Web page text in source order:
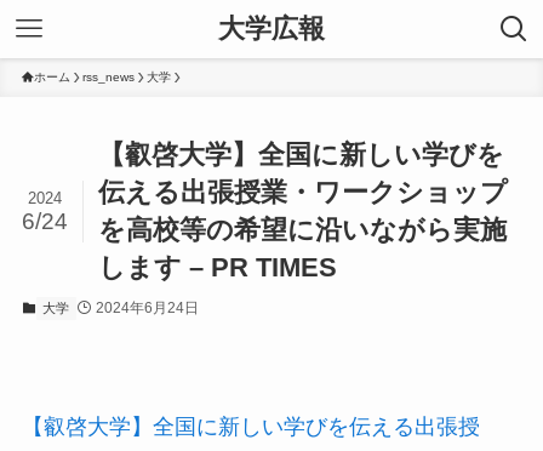
大学広報
ホーム rss_news 大学
【叡啓大学】全国に新しい学びを
伝える出張授業・ワークショップ
を高校等の希望に沿いながら実施
します – PR TIMES
2024
6/24
大学 2024年6月24日
【叡啓大学】全国に新しい学びを伝える出張授